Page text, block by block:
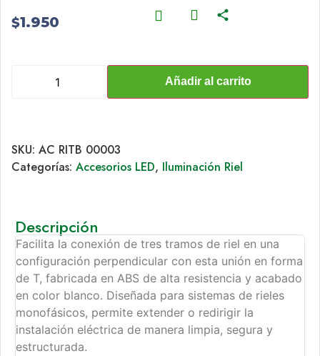
$1.950
Añadir al carrito
SKU: AC RITB 00003
Categorías: Accesorios LED, Iluminación Riel
Descripción
Facilita la conexión de tres tramos de riel en una
configuración perpendicular con esta unión en forma
de T, fabricada en ABS de alta resistencia y acabado
en color blanco. Diseñada para sistemas de rieles
monofásicos, permite extender o redirigir la
instalación eléctrica de manera limpia, segura y
estructurada.